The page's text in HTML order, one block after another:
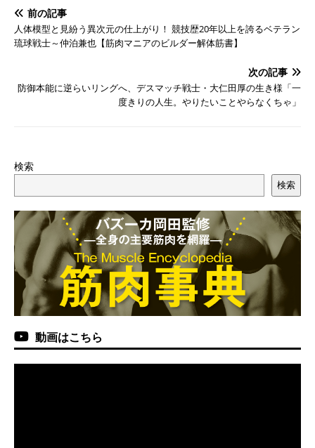
前の記事
人体模型と見紛う異次元の仕上がり！ 競技歴20年以上を誇るベテラン
琉球戦士～仲泊兼也【筋肉マニアのビルダー解体筋書】
次の記事
防御本能に逆らいリングへ、デスマッチ戦士・大仁田厚の生き様「一
度きりの人生。やりたいことやらなくちゃ」
検索
検索
動画はこちら